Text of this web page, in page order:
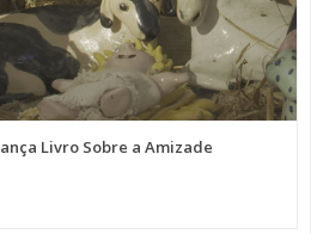
Livro Sobre a Amizade